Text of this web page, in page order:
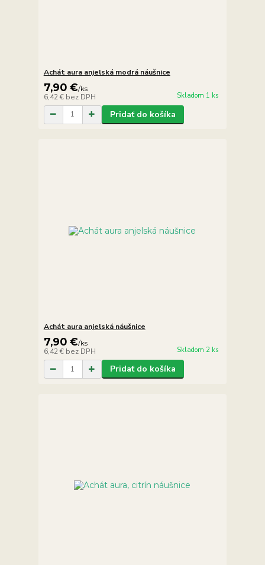
Achát aura anjelská modrá náušnice
7,90 €/ks
6,42 € bez DPH Skladom 1 ks
Pridať do košíka
Achát aura anjelská náušnice
7,90 €/ks
6,42 € bez DPH Skladom 2 ks
Pridať do košíka